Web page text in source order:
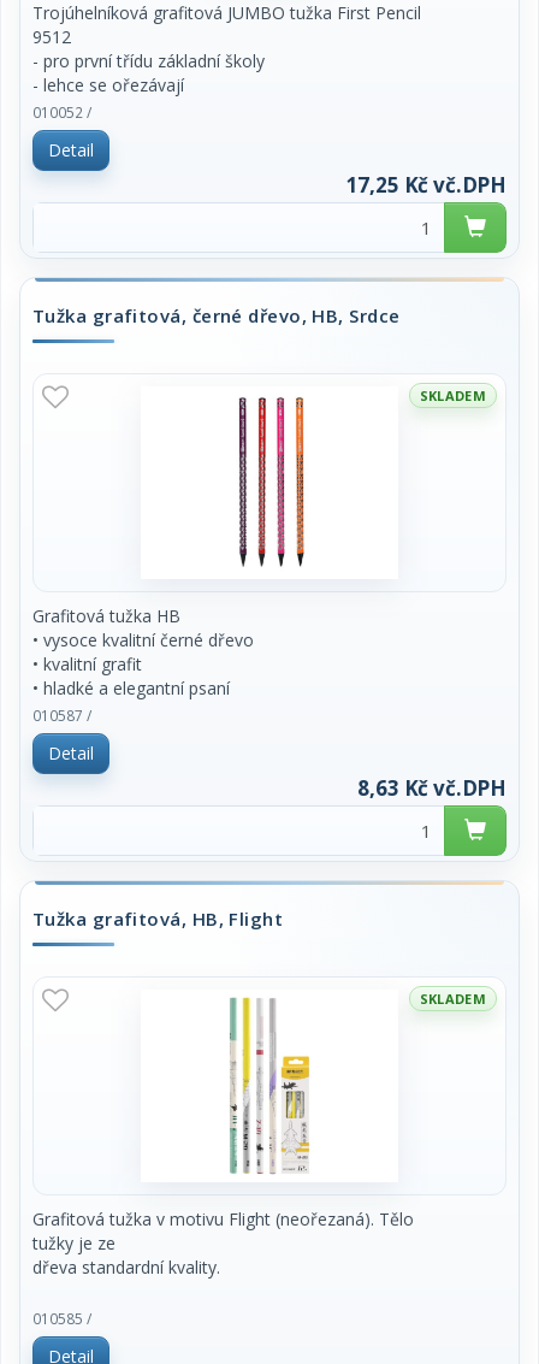
Trojúhelníková grafitová JUMBO tužka First Pencil
9512
- pro první třídu základní školy
- lehce se ořezávají
- odolné proti lámání
- tvrdost 2 = HB
010052 /
Detail
17,25 Kč vč.DPH
Tužka grafitová, černé dřevo, HB, Srdce
SKLADEM
Grafitová tužka HB
• vysoce kvalitní černé dřevo
• kvalitní grafit
• hladké a elegantní psaní
• motiv srdce
cena za 1 kus
010587 /
Detail
8,63 Kč vč.DPH
Tužka grafitová, HB, Flight
SKLADEM
Grafitová tužka v motivu Flight (neořezaná). Tělo
tužky je ze
dřeva standardní kvality.
cena za 1 kus
010585 /
Detail